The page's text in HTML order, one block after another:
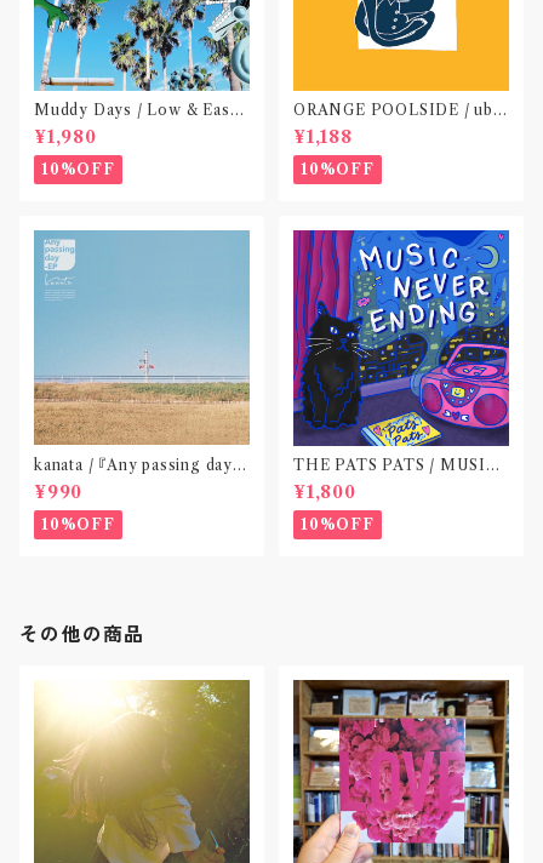
Muddy Days / Low & Easy
Life〝東京〟
¥1,980
10%OFF
ORANGE POOLSIDE / ubu
(CD作品)〝神奈川・厚木〟
¥1,188
10%OFF
kanata / 『Any passing day -
EP』(CD作品)〝東京〟
¥990
10%OFF
THE PATS PATS / MUSIC
NEVER ENDING(CD作品)
¥1,800
10%OFF
その他の商品